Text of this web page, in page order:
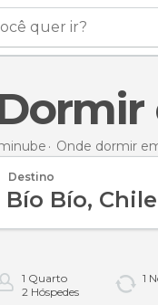
quer ir?
Onde dormir
Destino
1 Quarto
2 Hóspedes
1